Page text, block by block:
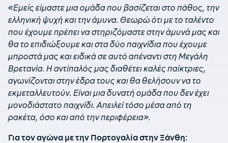
«Εμείς είμαστε μια ομάδα που βασίζεται στο πάθος, την
ελληνική ψυχή και την άμυνα. Θεωρώ ότι με το ταλέντο
που έχουμε πρέπει να στηριζόμαστε στην άμυνά μας και
θα το επιδιώξουμε και στα δύο παιχνίδια που έχουμε
μπροστά μας και ειδικά σε αυτό απέναντι στη Μεγάλη
Βρετανία. Η αντίπαλός μας διαθέτει καλές παίκτριες,
αγωνίζονται στην έδρα τους και θα θελήσουν να το
εκμεταλλευτούν. Είναι μια δυνατή ομάδα που δεν έχει
μονοδιάστατο παιχνίδι. Απειλεί τόσο μέσα από τη
ρακέτα, όσο και από την περιφέρεια».
Για τον αγώνα με την Πορτογαλία στην Ξάνθη: